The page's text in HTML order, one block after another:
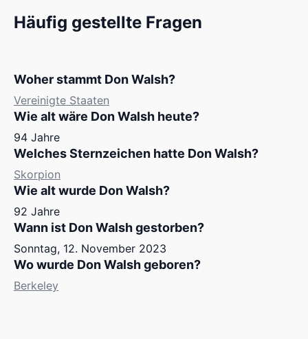
Häufig gestellte Fragen
Woher stammt Don Walsh?
Vereinigte Staaten
Wie alt wäre Don Walsh heute?
94 Jahre
Welches Sternzeichen hatte Don Walsh?
Skorpion
Wie alt wurde Don Walsh?
92 Jahre
Wann ist Don Walsh gestorben?
Sonntag, 12. November 2023
Wo wurde Don Walsh geboren?
Berkeley